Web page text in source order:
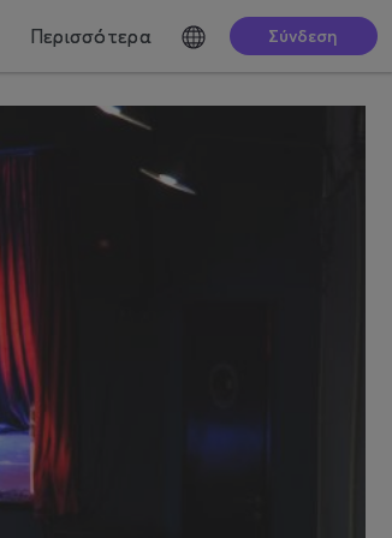
Περισσότερα Σύνδεση